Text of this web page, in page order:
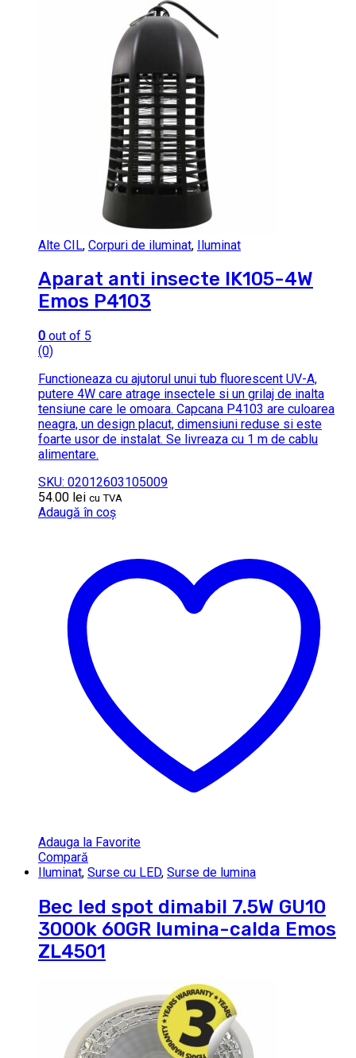
Alte CIL, Corpuri de iluminat, Iluminat
Aparat anti insecte IK105-4W
Emos P4103
0 out of 5
(0)
Functioneaza cu ajutorul unui tub fluorescent UV-A,
putere 4W care atrage insectele si un grilaj de inalta
tensiune care le omoara. Capcana P4103 are culoarea
neagra, un design placut, dimensiuni reduse si este
foarte usor de instalat. Se livreaza cu 1 m de cablu
alimentare.
SKU: 02012603105009
54.00 lei cu TVA
Adaugă în coș
Adauga la Favorite
Compară
Iluminat, Surse cu LED, Surse de lumina
Bec led spot dimabil 7.5W GU10
3000k 60GR lumina-calda Emos
ZL4501